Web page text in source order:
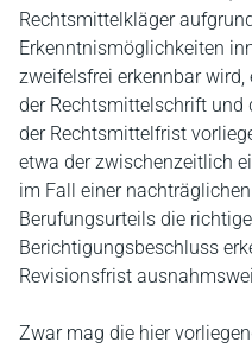
Rechtsmittelkläger
Erkenntnismöglichkeiten
zweifelsfrei erkennbar
der Rechtsmittelschrift
der Rechtsmittelfrist
etwa der zwischenzeitlich
im Fall einer
Berufungsurteils die
Berichtigungsbeschluss
Revisionsfrist
Zwar mag die hier